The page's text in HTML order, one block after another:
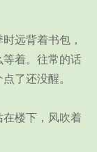
远背着书包，
着。往常的话
了还没醒。
楼下，风吹着